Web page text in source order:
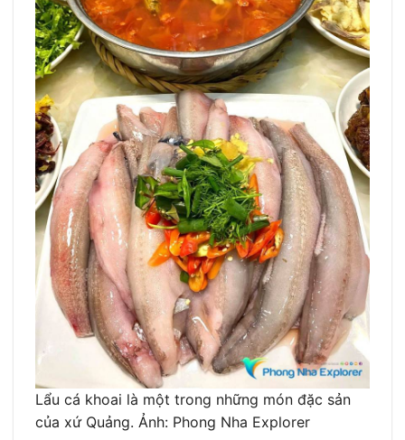
Lẩu cá khoai là một trong những món đặc sản
của xứ Quảng. Ảnh: Phong Nha Explorer